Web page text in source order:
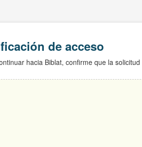
de acceso
hacia Biblat, confirme que la